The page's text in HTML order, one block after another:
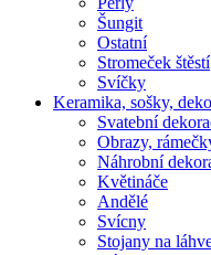
Šungit
Ostatní
Stromeček štěstí
Svíčky
Keramika, sošky,
Svatební
Obrazy,
Náhrobní
Květináče
Andělé
Svícny
Stojany na